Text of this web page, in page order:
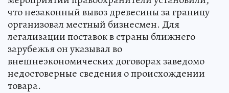
что незаконный вывоз древесины за границу
организовал местный бизнесмен. Для
легализации поставок в страны ближнего
зарубежья он указывал во
внешнеэкономических договорах заведомо
недостоверные сведения о происхождении
товара.